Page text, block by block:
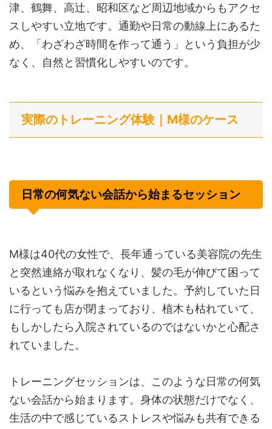
津、鶴舞、高辻、昭和区など周辺地域からもアクセ
スしやすい立地です。通勤や日常の動線上にあるた
め、「わざわざ時間を作って通う」という負担が少
なく、自然と習慣化しやすいのです。
実際のトレーニング体験｜M様のケース
日常の何気ない会話から始まるセッション
M様は40代の女性で、長年通っている美容院の先生
と突然連絡が取れなくなり、髪の毛が伸びて困って
いるという悩みを抱えていました。予約していた日
に行っても店が閉まっており、植木も枯れていて、
もしかしたら入院されているのではないかと心配さ
れていました。
トレーニングセッションは、このような日常の何気
ない会話から始まります。身体の状態だけでなく、
生活の中で感じているストレスや悩みも共有できる